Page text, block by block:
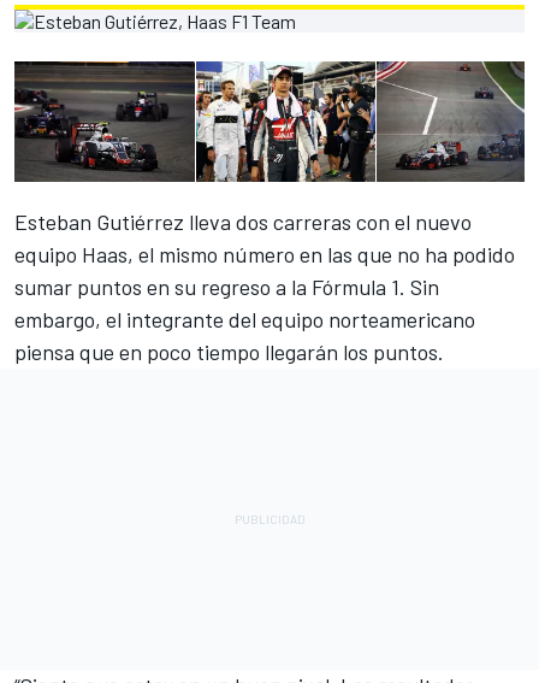
Esteban Gutiérrez lleva dos carreras con el nuevo
equipo Haas, el mismo número en las que no ha podido
sumar puntos en su regreso a la Fórmula 1. Sin
embargo, el integrante del equipo norteamericano
piensa que en poco tiempo llegarán los puntos.